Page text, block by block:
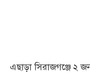
এছাড়া সিরাজগঞ্জে ২